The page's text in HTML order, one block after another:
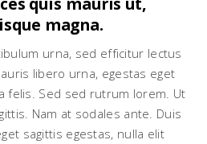
magna.
urna, sed efficitur lectus
libero urna, egestas eget
felis. Sed sed rutrum lorem. Ut
Nam at sodales ante. Duis
sagittis egestas, nulla elit